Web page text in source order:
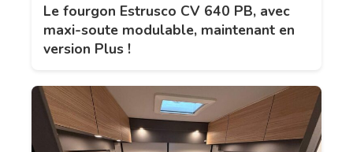
Le fourgon Estrusco CV 640 PB, avec
maxi-soute modulable, maintenant en
version Plus !